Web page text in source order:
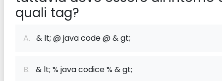
quali tag?
A. & lt; @ java code @ & gt;
B. & lt; % java codice % & gt;